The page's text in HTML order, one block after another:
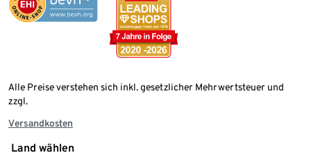
Alle Preise verstehen sich inkl. gesetzlicher Mehrwertsteuer und
zzgl.
Versandkosten
Land wählen